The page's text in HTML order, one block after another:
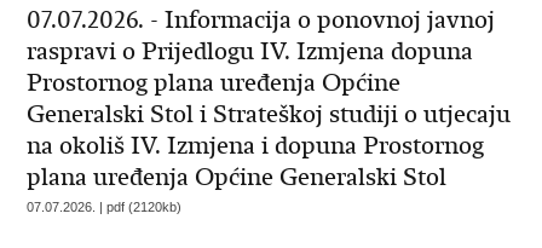
07.07.2026. - Informacija o ponovnoj javnoj
raspravi o Prijedlogu IV. Izmjena dopuna
Prostornog plana uređenja Općine
Generalski Stol i Strateškoj studiji o utjecaju
na okoliš IV. Izmjena i dopuna Prostornog
plana uređenja Općine Generalski Stol
07.07.2026. | pdf (2120kb)